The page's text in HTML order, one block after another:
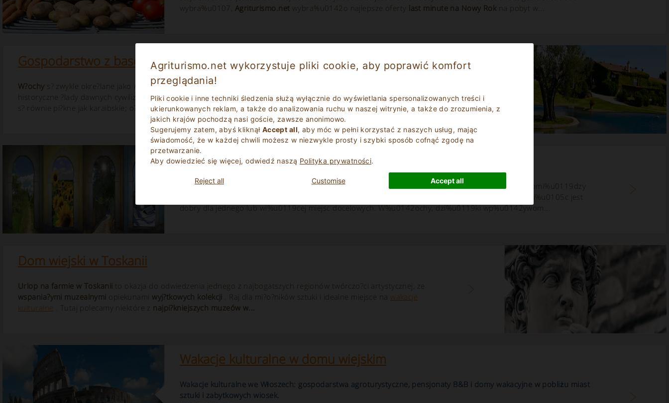
Agriturismo.net wykorzystuje pliki cookie, aby poprawić komfort
przeglądania!
Pliki cookie i inne techniki śledzenia służą wyłącznie do wyświetlania spersonalizowanych treści i
ukierunkowanych reklam, a także do analizowania ruchu w naszej witrynie, a także do zrozumienia, z
jakich krajów pochodzą nasi goście, zawsze anonimowo.
Sugerujemy zatem, abyś kliknął Accept all, aby móc w pełni korzystać z naszych usług, mając
świadomość, że w każdej chwili możesz w niezwykle prosty i szybki sposób cofnąć zgodę na
przetwarzanie.
Aby dowiedzieć się więcej, odwiedź naszą Polityka prywatności.
Reject all Customise Accept all
wybra%u0107, Agriturismo.net wybra%u0142o najlepsze oferty last minute na Nowy Rokna pobyt w...
Gospodarstwo z basenem
W?ochy s? zwykle okre?lane jako Kraina Czarów: nieporównywalne miasta sztuki, które wci?? zachowuj? kulturalne i
historyczne ?lady dawnych cywilizacji, które na szcz??cie nie zosta?y jeszcze usuni?te; piaszczyste pla?e i czyste wody, które
s? równie pi?kne jak karaibskie; o?nie?one góry,...
Porady dotyczące podróży: najlepszy czas na wyjazd do Włoch
Mniej wi%u0119cej co sezon jest dobra na zwiedzanie W%u0142och. Ró%u017Cnice klimatyczne pomi%u0119dzy
ró%u017Cnymi regionami i obszarami W%u0142och oznaczaj%u0105, %u017Ce ka%u017Cdy miesi%u0105c jest
dobry dla jednego lub wi%u0119cej miejsc docelowych. W%u0142ochy, dzi%u0119ki wp%u0142ywom...
Dom wiejski w Toskanii
Urlop na farmie w Toskanii to okazja do odwiedzenia jednego z najbogatszych regionów twórczo?ci artystycznej, ze
wspania?ymi muzealnymi opiekunami wyj?tkowych kolekcji . Raj dla mi?o?ników sztuki i idealne miejsce na wakacje
kulturalne . Tutaj polecamy niektóre z najpi?kniejszych muzeów w...
Wakacje kulturalne w domu wiejskim
Wakacje kulturalne we Włoszech: gospodarstwa agroturystyczne, pensjonaty B&B i domy wakacyjne w pobliżu miast
sztuki i zabytkowych wiosek.